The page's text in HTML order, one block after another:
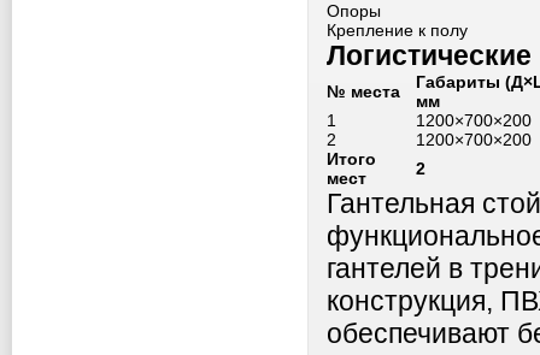
Опоры
Крепление к полу
№ места
Габариты
мм
1
1200×700×200
2
1200×700×200
Итого
мест
2
Гантельная
гантелей в
конструкция,
обеспечивают